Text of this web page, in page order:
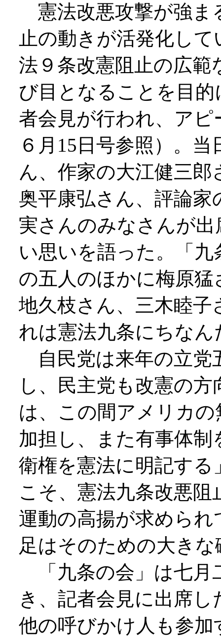
憲法改悪攻撃が強ま
止の動きが活発化し
法９条改憲阻止の広
び目となることを目
者会見が行われ、ア
６月15日号参照）。
ん、作家の大江健三
奥平康弘さん、評論
実さんのみなさんが
い思いを語った。「
の五人のほかに梅原
地久枝さん、三木睦
れは憲法九条にちな
自民党は来年の立党
し、民主党も改憲の
は、この間アメリカ
加担し、また有事体
衛権を憲法に明記す
こそ、憲法九条改悪
運動の高揚が求めら
足はそのための大き
「九条の会」は七月
き、記者会見に出席
他の呼びかけ人も参